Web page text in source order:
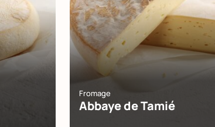
Fromage
Abbaye de Tamié